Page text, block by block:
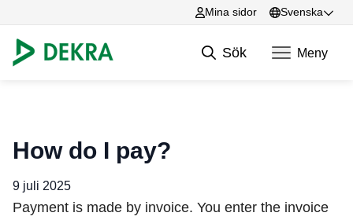
Mina sidor Svenska
Sök Meny
How do I pay?
9 juli 2025
Payment is made by invoice. You enter the invoice